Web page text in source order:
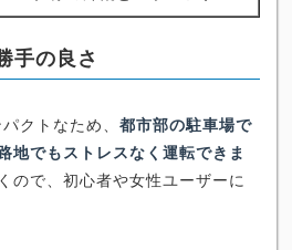
手の良さ
クトなため、 都市部の駐車場で
地でもストレスなく運転できま
ので、初心者や女性ユーザーに